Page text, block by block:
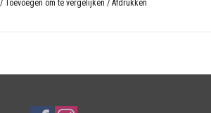
/ Toevoegen om te vergelijken / Afdrukken